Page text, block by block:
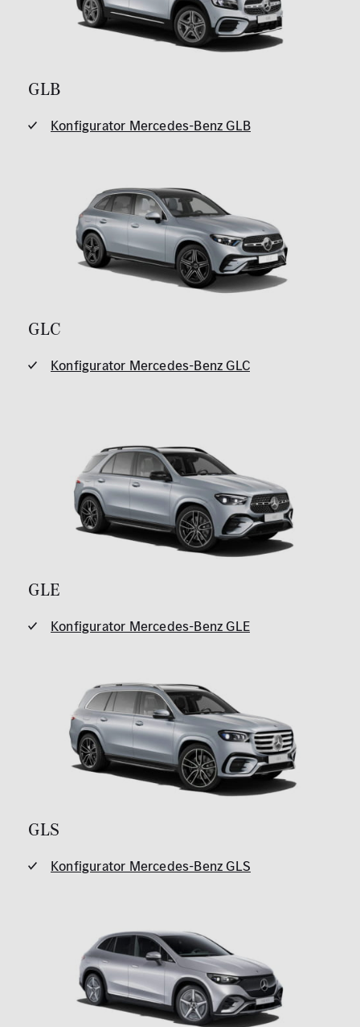
GLB
Konfigurator Mercedes-Benz GLB
GLC
Konfigurator Mercedes-Benz GLC
GLE
Konfigurator Mercedes-Benz GLE
GLS
Konfigurator Mercedes-Benz GLS